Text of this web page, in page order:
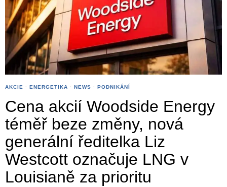
AKCIE · ENERGETIKA · NEWS · PODNIKÁNÍ
Cena akcií Woodside Energy
téměř beze změny, nová
generální ředitelka Liz
Westcott označuje LNG v
Louisianě za prioritu